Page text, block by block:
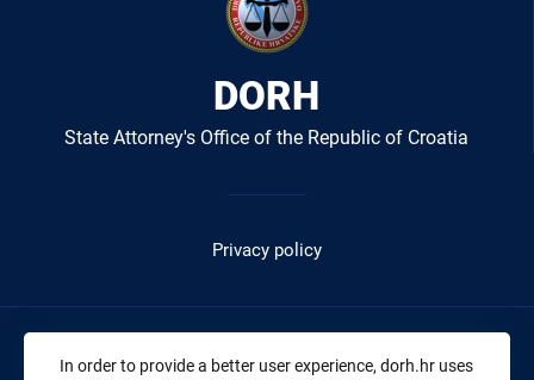
DORH
State Attorney's Office of the Republic of Croatia
-
DORH
Privacy policy
Address: Gajeva 30a, 10000 Zagreb
In order to provide a better user experience, dorh.hr uses